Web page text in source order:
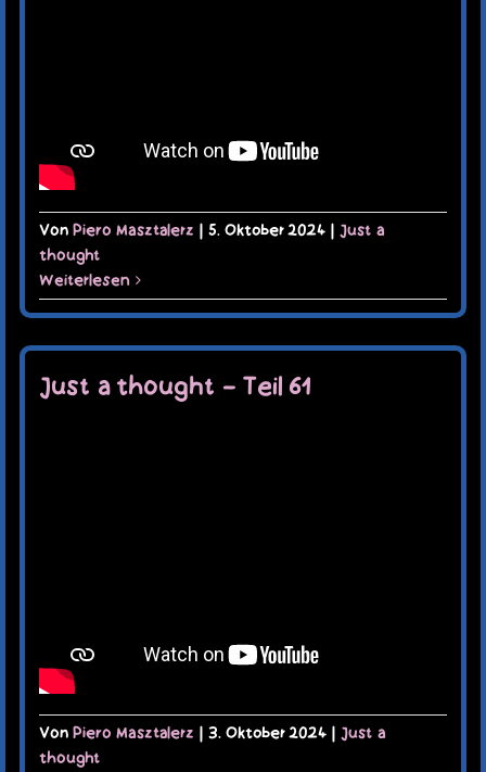
Von Piero Masztalerz | 5. Oktober 2024 | Just a
thought
Weiterlesen
Just a thought – Teil 61
Von Piero Masztalerz | 3. Oktober 2024 | Just a
thought